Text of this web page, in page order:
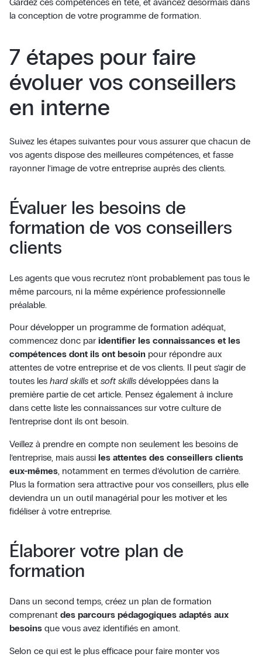
la conception de votre programme de formation.
7 étapes pour faire
évoluer vos conseillers
en interne
Suivez les étapes suivantes pour vous assurer que chacun de
vos agents dispose des meilleures compétences, et fasse
rayonner l’image de votre entreprise auprès des clients.
Évaluer les besoins de
formation de vos conseillers
clients
Les agents que vous recrutez n’ont probablement pas tous le
même parcours, ni la même expérience professionnelle
préalable.
Pour développer un programme de formation adéquat,
commencez donc par identifier les connaissances et les
compétences dont ils ont besoinpour répondre aux
attentes de votre entreprise et de vos clients. Il peut s’agir de
toutes leshard skillsetsoft skillsdéveloppées dans la
première partie de cet article. Pensez également à inclure
dans cette liste les connaissances sur votre culture de
l’entreprise dont ils ont besoin.
Veillez à prendre en compte non seulement les besoins de
l’entreprise, mais aussi les attentes des conseillers clients
eux-mêmes, notamment en termes d’évolution de carrière.
Plus la formation sera attractive pour vos conseillers, plus elle
deviendra un un outil managérial pour les motiver et les
fidéliser à votre entreprise.
Élaborer votre plan de
formation
Dans un second temps, créez un plan de formation
comprenantdes parcours pédagogiques adaptés aux
besoinsque vous avez identifiés en amont.
Selon ce qui est le plus efficace pour faire monter vos